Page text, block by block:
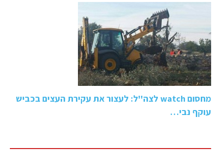
מחסום watch לצה''ל: לעצור את עקירת העצים בכביש
עוקף נבי…